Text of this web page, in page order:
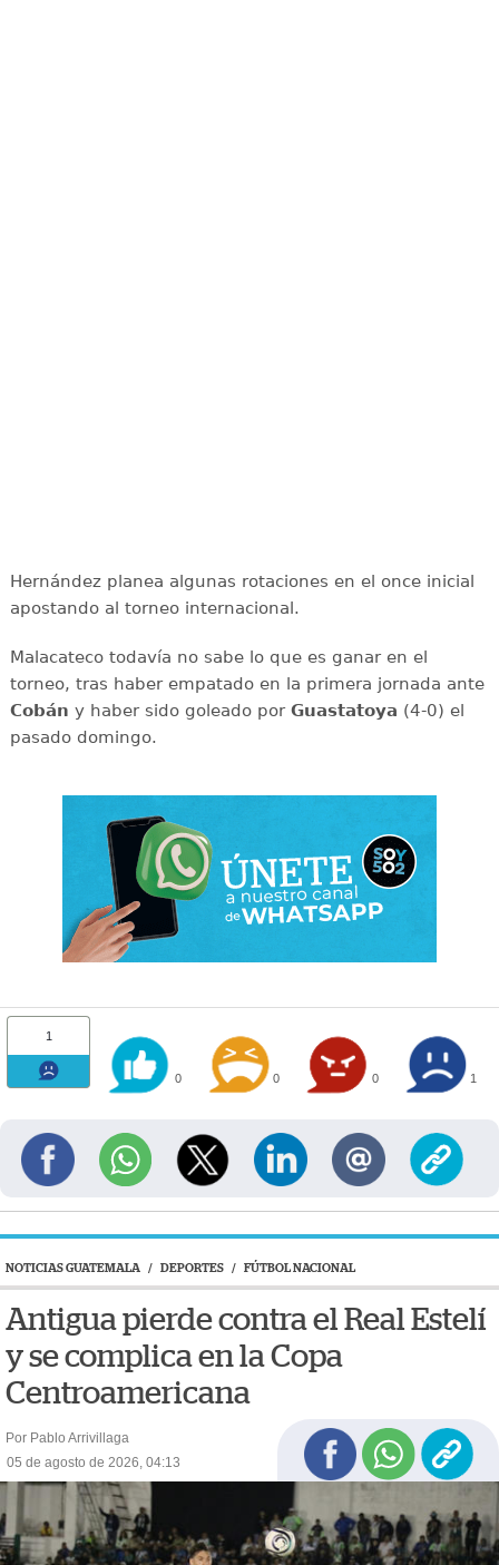
Hernández planea algunas rotaciones en el once inicial
apostando al torneo internacional.
Malacateco todavía no sabe lo que es ganar en el
torneo, tras haber empatado en la primera jornada ante
Cobán y haber sido goleado por Guastatoya (4-0) el
pasado domingo.
1
0 0 0 1
NOTICIAS GUATEMALA / DEPORTES / FÚTBOL NACIONAL
Antigua pierde contra el Real Estelí
y se complica en la Copa
Centroamericana
Por Pablo Arrivillaga
05 de agosto de 2026, 04:13